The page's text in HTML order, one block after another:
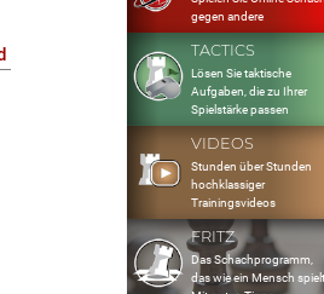
gegen andere
TACTICS
Lösen Sie taktische
Aufgaben, die zu Ihrer
Spielstärke passen
VIDEOS
Stunden über Stunden
hochklassiger
Trainingsvideos
FRITZ
Das Schachprogramm,
das wie ein Mensch